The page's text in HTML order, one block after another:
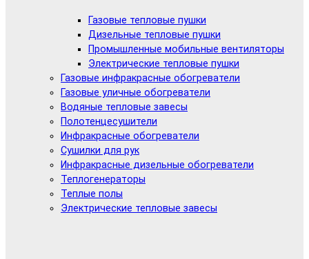
Газовые тепловые пушки
Дизельные тепловые пушки
Промышленные мобильные вентиляторы
Электрические тепловые пушки
Газовые инфракрасные обогреватели
Газовые уличные обогреватели
Водяные тепловые завесы
Полотенцесушители
Инфракрасные обогреватели
Сушилки для рук
Инфракрасные дизельные обогреватели
Теплогенераторы
Теплые полы
Электрические тепловые завесы